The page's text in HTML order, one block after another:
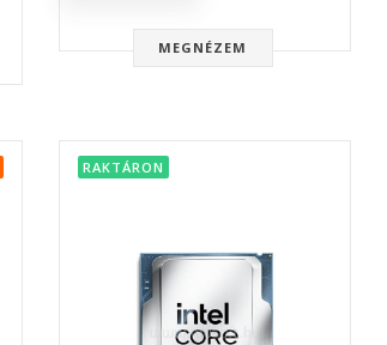
MEGNÉZEM
RAKTÁRON